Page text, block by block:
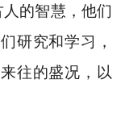
的智慧，他们
研究和学习，
往的盛况，以